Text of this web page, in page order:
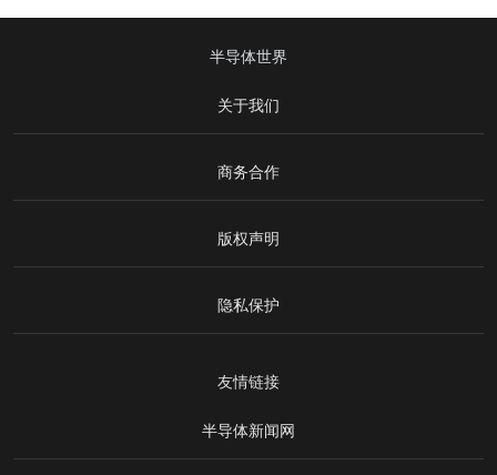
半导体世界
关于我们
商务合作
版权声明
隐私保护
友情链接
半导体新闻网